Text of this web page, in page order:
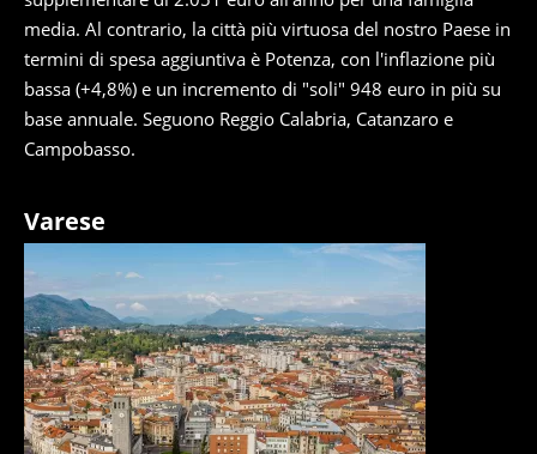
media. Al contrario, la città più virtuosa del nostro Paese in
termini di spesa aggiuntiva è Potenza, con l'inflazione più
bassa (+4,8%) e un incremento di "soli" 948 euro in più su
base annuale. Seguono Reggio Calabria, Catanzaro e
Campobasso.
Varese